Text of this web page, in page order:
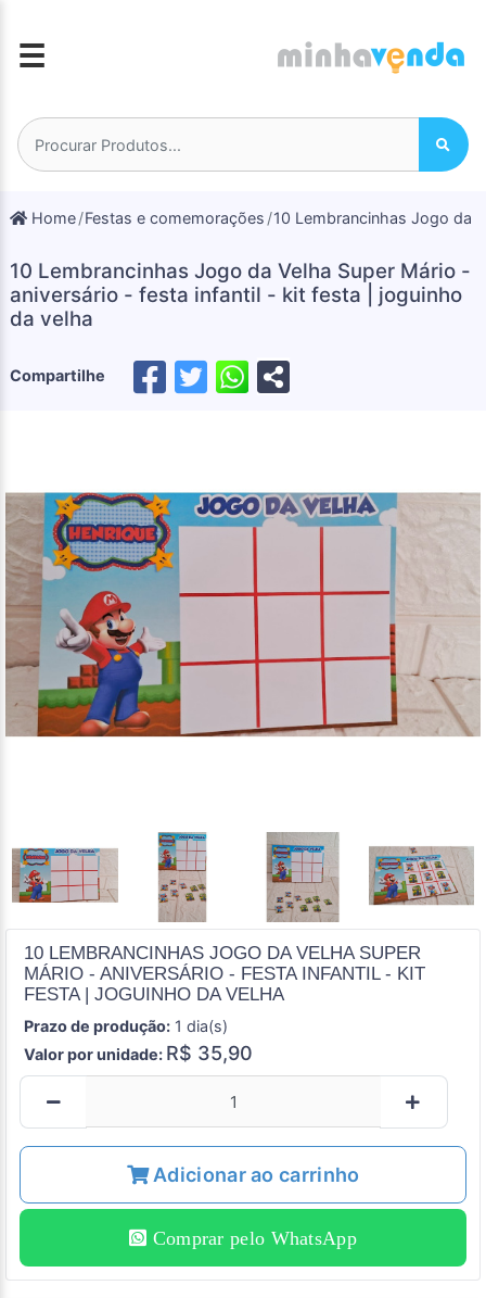
☰
Home Festas e comemorações 10 Lembrancinhas Jogo da
10 Lembrancinhas Jogo da Velha Super Mário -
aniversário - festa infantil - kit festa | joguinho
da velha
Compartilhe
10 LEMBRANCINHAS JOGO DA VELHA SUPER
MÁRIO - ANIVERSÁRIO - FESTA INFANTIL - KIT
FESTA | JOGUINHO DA VELHA
Prazo de produção: 1 dia(s)
Valor por unidade: R$ 35,90
Adicionar ao carrinho
Comprar pelo WhatsApp